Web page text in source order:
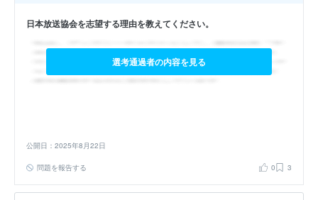
日本放送協会を志望する理由を教えてください。
選考通過者の内容を見る
公開日：2025年8月22日
問題を報告する 0 3